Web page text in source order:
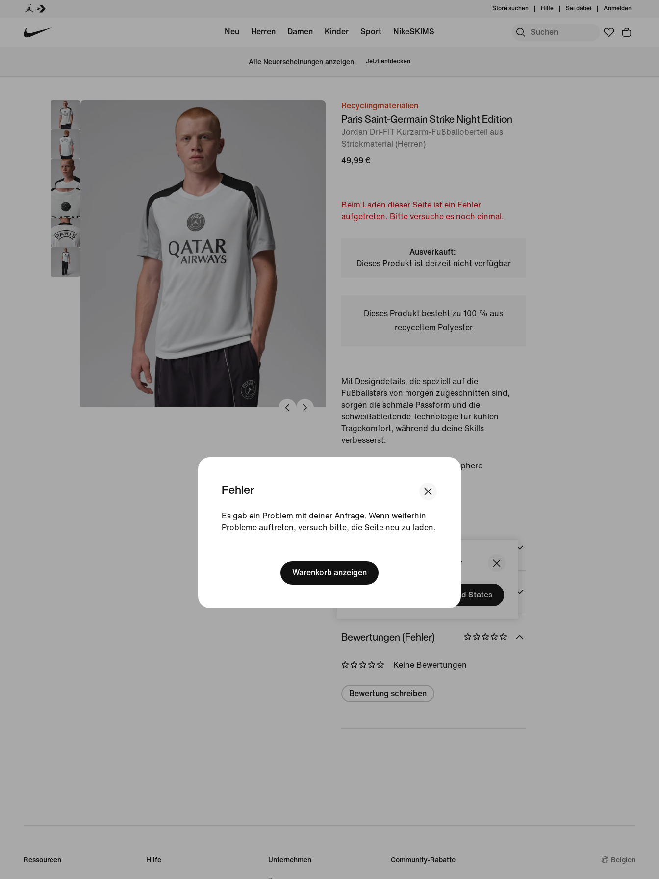
We think you are in United States.
Update your location?
United States
Fehler
Es gab ein Problem mit deiner Anfrage. Wenn weiterhin
Probleme auftreten, versuch bitte, die Seite neu zu laden.
Warenkorb anzeigen
Store suchen Hilfe Sei dabei Anmelden
Neu Herren Damen Kinder Sport NikeSKIMS
Alle Neuerscheinungen anzeigen Jetzt entdecken
Bild 1Recyclingmaterialien
Paris Saint-Germain Strike Night Edition
Jordan Dri-FIT Kurzarm-Fußballoberteil aus
Strickmaterial (Herren)
49,99 €
Beim Laden dieser Seite ist ein Fehler
aufgetreten. Bitte versuche es noch einmal.
Ausverkauft:
Dieses Produkt ist derzeit nicht verfügbar
Dieses Produkt besteht zu 100 % aus
recyceltem Polyester
Mit Designdetails, die speziell auf die
Fußballstars von morgen zugeschnitten sind,
sorgen die schmale Passform und die
schweißableitende Technologie für kühlen
Tragekomfort, während du deine Skills
verbesserst.
Weiß/Atmosphere
Produktdetails anzeigen
Bewertungen (Fehler)
Keine Bewertungen
Bewertung schreiben
Ressourcen Hilfe Unternehmen Community-Rabatte Belgien